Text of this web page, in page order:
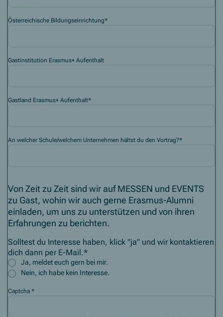
Österreichische Bildungseinrichtung*
Gastinstitution Erasmus+ Aufenthalt
Gastland Erasmus+ Aufenthalt*
An welcher Schule/welchem Unternehmen hältst du den Vortrag?*
Von Zeit zu Zeit sind wir auf MESSEN und EVENTS
zu Gast, wohin wir auch gerne Erasmus-Alumni
einladen, um uns zu unterstützen und von ihren
Erfahrungen zu berichten.
Solltest du Interesse haben, klick "ja" und wir kontaktieren
dich dann per E-Mail.*
Ja, meldet euch gern bei mir.
Nein, ich habe kein Interesse.
Captcha*